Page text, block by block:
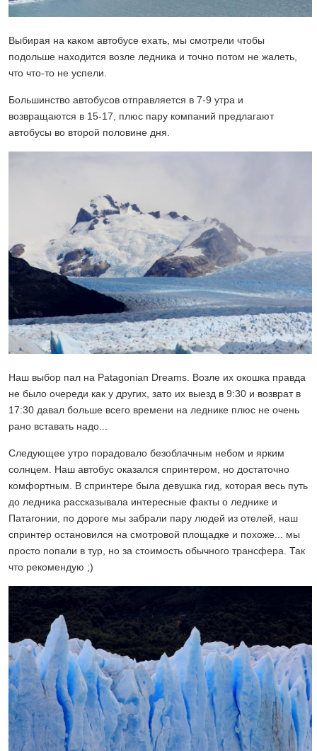
Выбирая на каком автобусе ехать, мы смотрели чтобы
подольше находится возле ледника и точно потом не жалеть,
что что-то не успели.
Большинство автобусов отправляется в 7-9 утра и
возвращаются в 15-17, плюс пару компаний предлагают
автобусы во второй половине дня.
Наш выбор пал на Patagonian Dreams. Возле их окошка правда
не было очереди как у других, зато их выезд в 9:30 и возврат в
17:30 давал больше всего времени на леднике плюс не очень
рано вставать надо...
Следующее утро порадовало безоблачным небом и ярким
солнцем. Наш автобус оказался спринтером, но достаточно
комфортным. В спринтере была девушка гид, которая весь путь
до ледника рассказывала интересные факты о леднике и
Патагонии, по дороге мы забрали пару людей из отелей, наш
спринтер остановился на смотровой площадке и похоже... мы
просто попали в тур, но за стоимость обычного трансфера. Так
что рекомендую ;)